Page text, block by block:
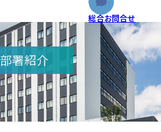
総合お問合せ
部署紹介